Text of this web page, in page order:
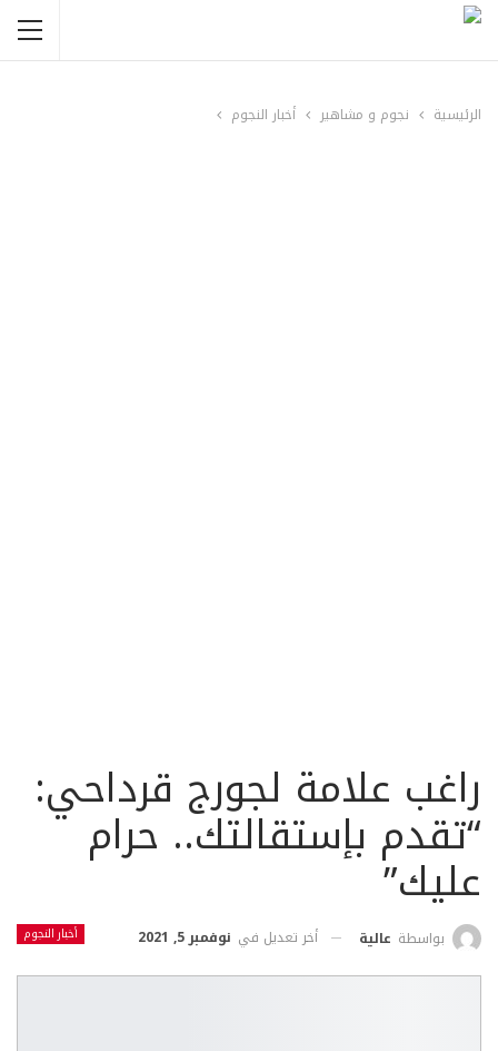
الرئيسية نجوم و مشاهير أخبار النجوم
راغب علامة لجورج قرداحي:
“تقدم بإستقالتك.. حرام
عليك”
أخبار النجوم بواسطة عالية أخر تعديل في نوفمبر 5, 2021